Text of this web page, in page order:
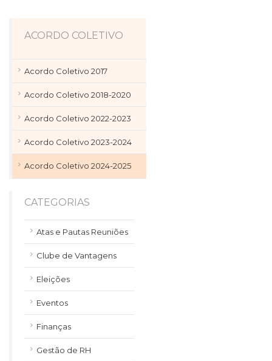
ACORDO COLETIVO
Acordo Coletivo 2017
Acordo Coletivo 2018-2020
Acordo Coletivo 2022-2023
Acordo Coletivo 2023-2024
Acordo Coletivo 2024-2025
CATEGORIAS
Atas e Pautas Reuniões
Clube de Vantagens
Eleições
Eventos
Finanças
Gestão de RH